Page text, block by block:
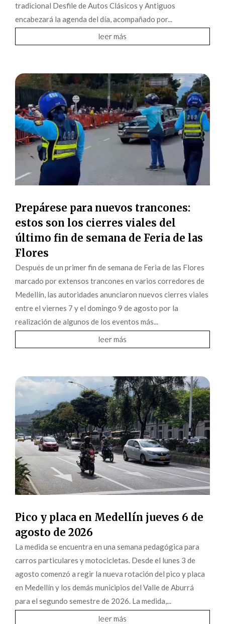
tradicional Desfile de Autos Clásicos y Antiguos
encabezará la agenda del día, acompañado por...
leer más
Prepárese para nuevos trancones:
estos son los cierres viales del
último fin de semana de Feria de las
Flores
Después de un primer fin de semana de Feria de las Flores
marcado por extensos trancones en varios corredores de
Medellín, las autoridades anunciaron nuevos cierres viales
entre el viernes 7 y el domingo 9 de agosto por la
realización de algunos de los eventos más...
leer más
Pico y placa en Medellín jueves 6 de
agosto de 2026
La medida se encuentra en una semana pedagógica para
carros particulares y motocicletas. Desde el lunes 3 de
agosto comenzó a regir la nueva rotación del pico y placa
en Medellín y los demás municipios del Valle de Aburrá
para el segundo semestre de 2026. La medida,...
leer más